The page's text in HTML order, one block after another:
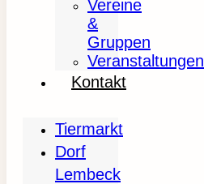
Vereine
&
Gruppen
Veranstaltungen
Kontakt
Tiermarkt
Dorf
Lembeck